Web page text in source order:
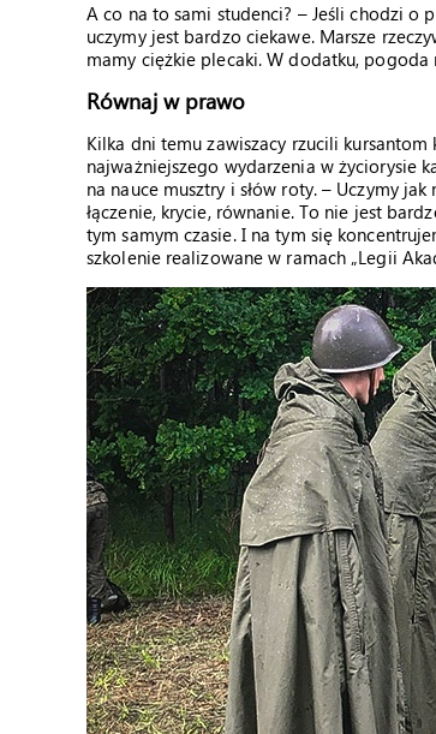
A co na to sami studenci? – Jeśli chodzi o
uczymy jest bardzo ciekawe. Marsze
mamy ciężkie plecaki. W dodatku, pogoda
Równaj w prawo
Kilka dni temu zawiszacy rzucili
najważniejszego wydarzenia w życiorysie
na nauce musztry i słów roty. – Uczymy
łączenie, krycie, równanie. To nie jest
tym samym czasie. I na tym się
szkolenie realizowane w ramach „Legii